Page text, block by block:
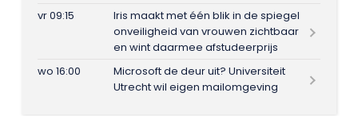
vr 09:15
Iris maakt met één blik in de spiegel
onveiligheid van vrouwen zichtbaar
en wint daarmee afstudeerprijs
wo 16:00
Microsoft de deur uit? Universiteit
Utrecht wil eigen mailomgeving